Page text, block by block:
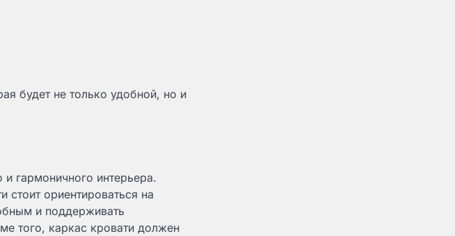
будет не только удобной, но и
гармоничного интерьера.
ориентироваться на
и поддерживать
того, каркас кровати должен